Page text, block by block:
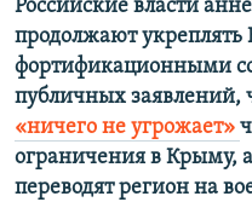
Российские власти
продолжают укреплять
фортификационными
публичных заявлений,
«ничего не угрожает»
ограничения в Крыму,
переводят регион на